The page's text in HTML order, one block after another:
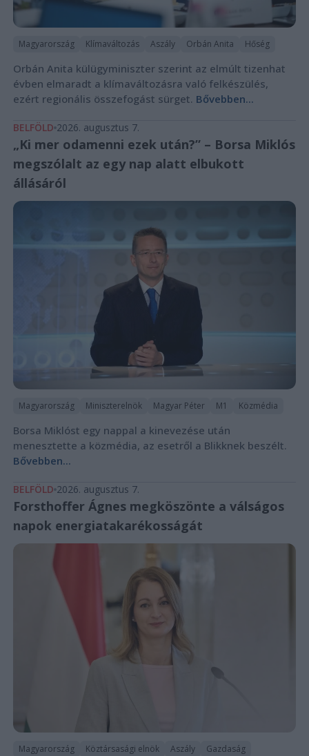
Magyarország Klímaváltozás Aszály Orbán Anita Hőség
Orbán Anita külügyminiszter szerint az elmúlt tizenhat
évben elmaradt a klímaváltozásra való felkészülés,
ezért regionális összefogást sürget. Bővebben...
BELFÖLD 2026. augusztus 7.
„Ki mer odamenni ezek után?” – Borsa Miklós
megszólalt az egy nap alatt elbukott
állásáról
Magyarország Miniszterelnök Magyar Péter M1 Közmédia
Borsa Miklóst egy nappal a kinevezése után
menesztette a közmédia, az esetről a Blikknek beszélt.
Bővebben...
BELFÖLD 2026. augusztus 7.
Forsthoffer Ágnes megköszönte a válságos
napok energiatakarékosságát
Magyarország Köztársasági elnök Aszály
Gazdaság